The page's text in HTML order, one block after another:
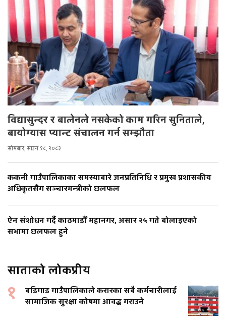
विद्यासुन्दर र बालेनले नसकेको काम गरिन सुनिताले,
बायोग्यास प्यान्ट संचालन गर्न सम्झौता
सोमबार, साउन १८, २०८३
ककनी गाउँपालिकाका समस्याबारे जनप्रतिनिधि र प्रमुख प्रशासकीय
अधिकृतसँग सञ्चारमन्त्रीको छलफल
ऐन संशोधन गर्दै काठमाडौँ महानगर, असार २५ गते बोलाइएको
सभामा छलफल हुने
साताको लोकप्रीय
१
बडिगाड गाउँपालिकाले करारका सबै कर्मचारीलाई
सामाजिक सुरक्षा कोषमा आवद्ध गराउने